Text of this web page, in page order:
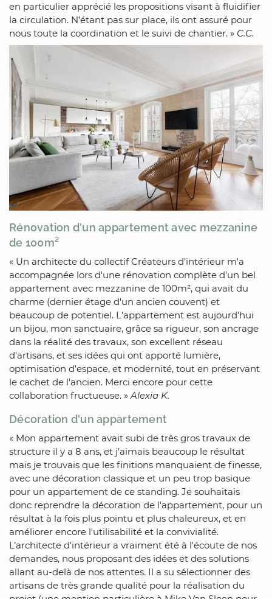
en particulier apprécié les propositions visant à fluidifier
la circulation. N’étant pas sur place, ils ont assuré pour
nous toute la coordination et le suivi de chantier. » C.C.
Rénovation d'un appartement avec mezzanine
de 100m²
« Un architecte du collectif Créateurs d’intérieur m'a
accompagnée lors d'une rénovation complète d'un bel
appartement avec mezzanine de 100m², qui avait du
charme (dernier étage d'un ancien couvent) et
beaucoup de potentiel. L'appartement est aujourd'hui
un bijou, mon sanctuaire, grâce sa rigueur, son ancrage
dans la réalité des travaux, son excellent réseau
d'artisans, et ses idées qui ont apporté lumière,
optimisation d'espace, et modernité, tout en préservant
le cachet de l'ancien. Merci encore pour cette
collaboration fructueuse. »Alexia K.
Décoration d'un appartement
« Mon appartement avait subi de très gros travaux de
structure il y a 8 ans, et j'aimais beaucoup le résultat
mais je trouvais que les finitions manquaient de finesse,
avec une décoration classique et un peu trop basique
pour un appartement de ce standing. Je souhaitais
donc reprendre la décoration de l'appartement, pour un
résultat à la fois plus pointu et plus chaleureux, et en
améliorer encore l'utilisabilité et la convivialité.
L’architecte d’intérieur a vraiment été à l'écoute de nos
demandes, nous proposant des idées et des solutions
allant au-delà de nos attentes. Il a su sélectionner des
artisans de très grande qualité pour la réalisation du